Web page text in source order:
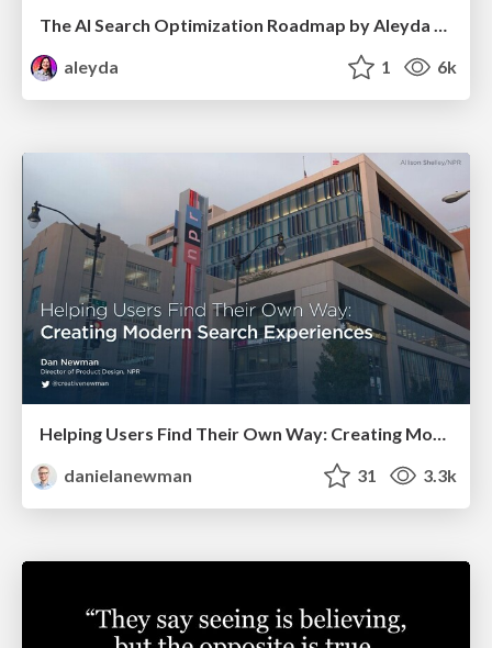
The AI Search Optimization Roadmap by Aleyda Solis
aleyda
1 6k
Helping Users Find Their Own Way: Creating Modern Search Experiences
danielanewman
31 3.3k